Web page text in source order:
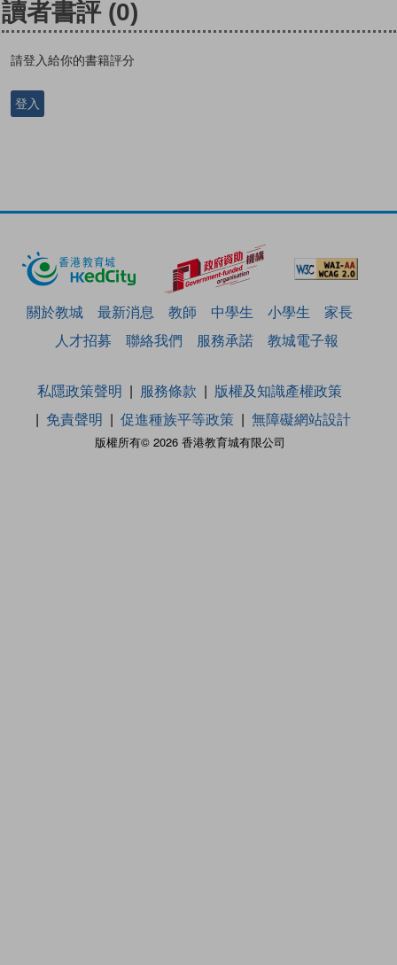
讀者書評 (0)
請登入給你的書籍評分
登入
關於教城 最新消息 教師 中學生 小學生
家長
人才招募
聯絡我們 服務承諾 教城電子報
版權所有© 2026 香港教育城有限公司
私隱政策聲明 服務條款
版權及知識產權政策
免責聲明
促進種族平等政策 無障礙網站設計